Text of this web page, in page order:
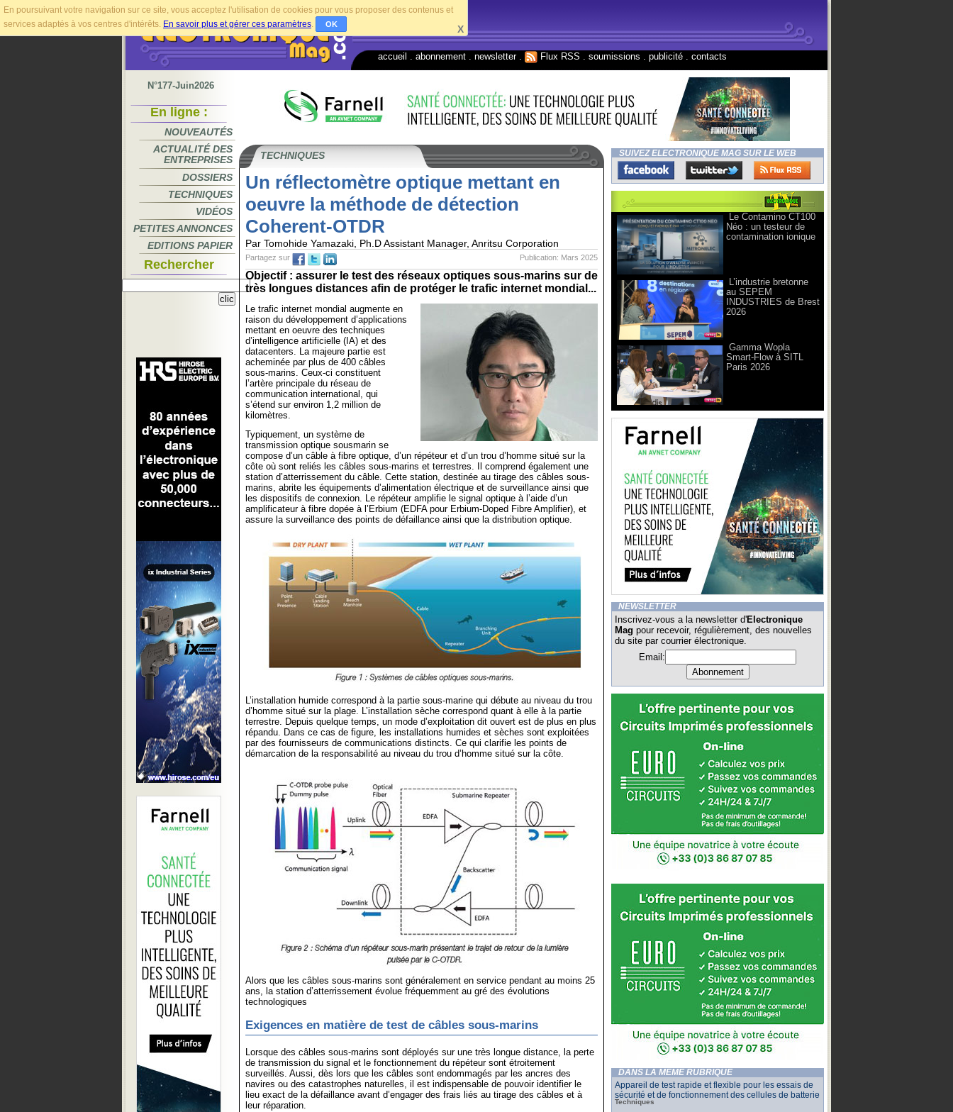
En poursuivant votre navigation sur ce site, vous acceptez l'utilisation de cookies pour vous proposer des contenus et
services adaptés à vos centres d'intérêts. En savoir plus et gérer ces paramètres. OK X
accueil abonnement newsletter. Flux RSS soumissions publicité contacts
N°177-Juin2026
En ligne :
NOUVEAUTÉS
ACTUALITÉ DES
ENTREPRISES
DOSSIERS
TECHNIQUES
VIDÉOS
PETITES ANNONCES
EDITIONS PAPIER
Rechercher
TECHNIQUES
Un réflectomètre optique mettant en
oeuvre la méthode de détection
Coherent-OTDR
Par Tomohide Yamazaki, Ph.D Assistant Manager, Anritsu Corporation
Publication: Mars 2025
Partagez sur
Objectif : assurer le test des réseaux optiques sous-marins sur de
très longues distances afin de protéger le trafic internet mondial...
Le trafic internet mondial augmente en
raison du développement d’applications
mettant en oeuvre des techniques
d’intelligence artificielle (IA) et des
datacenters. La majeure partie est
acheminée par plus de 400 câbles
sous-marins. Ceux-ci constituent
l’artère principale du réseau de
communication international, qui
s’étend sur environ 1,2 million de
kilomètres.
Typiquement, un système de
transmission optique sousmarin se
compose d’un câble à fibre optique, d’un répéteur et d’un trou d’homme situé sur la
côte où sont reliés les câbles sous-marins et terrestres. Il comprend également une
station d’atterrissement du câble. Cette station, destinée au tirage des câbles sous-
marins, abrite les équipements d’alimentation électrique et de surveillance ainsi que
les dispositifs de connexion. Le répéteur amplifie le signal optique à l’aide d’un
amplificateur à fibre dopée à l’Erbium (EDFA pour Erbium-Doped Fibre Amplifier), et
assure la surveillance des points de défaillance ainsi que la distribution optique.
L’installation humide correspond à la partie sous-marine qui débute au niveau du trou
d’homme situé sur la plage. L’installation sèche correspond quant à elle à la partie
terrestre. Depuis quelque temps, un mode d’exploitation dit ouvert est de plus en plus
répandu. Dans ce cas de figure, les installations humides et sèches sont exploitées
par des fournisseurs de communications distincts. Ce qui clarifie les points de
démarcation de la responsabilité au niveau du trou d’homme situé sur la côte.
Alors que les câbles sous-marins sont généralement en service pendant au moins 25
ans, la station d’atterrissement évolue fréquemment au gré des évolutions
technologiques
Exigences en matière de test de câbles sous-marins
Lorsque des câbles sous-marins sont déployés sur une très longue distance, la perte
de transmission du signal et le fonctionnement du répéteur sont étroitement
surveillés. Aussi, dès lors que les câbles sont endommagés par les ancres des
navires ou des catastrophes naturelles, il est indispensable de pouvoir identifier le
lieu exact de la défaillance avant d’engager des frais liés au tirage des câbles et à
leur réparation.
SUIVEZ ELECTRONIQUE MAG SUR LE WEB
Le Contamino CT100
Néo : un testeur de
contamination ionique
L’industrie bretonne
au SEPEM
INDUSTRIES de Brest
2026
Gamma Wopla
Smart-Flow à SITL
Paris 2026
NEWSLETTER
Inscrivez-vous a la newsletter d'Electronique
Mag pour recevoir, régulièrement, des nouvelles
du site par courrier électronique.
Email:
DANS LA MÊME RUBRIQUE
Appareil de test rapide et flexible pour les essais de
sécurité et de fonctionnement des cellules de batterie
Techniques